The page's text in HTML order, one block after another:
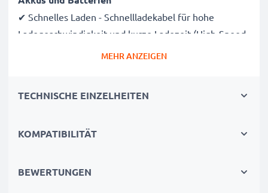
✔ Schnelles Laden - Schnellladekabel für hohe
Ladegeschwindigkeit und kurze Ladezeit (High-Speed
Leben Ihrer Akkus
Kurzschluss-, Überhitzungs- und
MEHR ANZEIGEN
TECHNISCHE EINZELHEITEN
KOMPATIBILITÄT
BEWERTUNGEN